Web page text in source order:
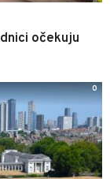
očekuju
0